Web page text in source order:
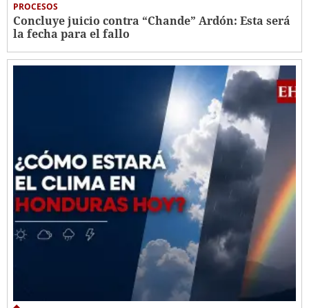
PROCESOS
Concluye juicio contra “Chande” Ardón: Esta será
la fecha para el fallo